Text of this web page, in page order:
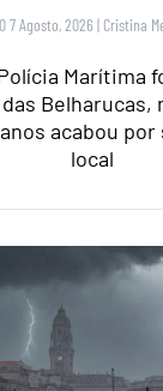
7 Agosto, 2026 | Cristina
Marítima
Belharucas,
acabou
local